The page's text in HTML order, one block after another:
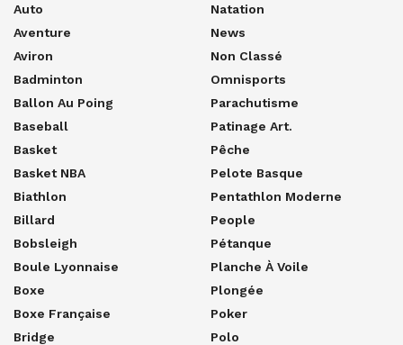
Auto
Aventure
Aviron
Badminton
Ballon Au Poing
Baseball
Basket
Basket NBA
Biathlon
Billard
Bobsleigh
Boule Lyonnaise
Boxe
Boxe Française
Bridge
Natation
News
Non Classé
Omnisports
Parachutisme
Patinage Art.
Pêche
Pelote Basque
Pentathlon Moderne
People
Pétanque
Planche À Voile
Plongée
Poker
Polo